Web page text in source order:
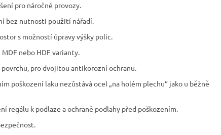
pro náročné provozy.
bez nutnosti použití nářadí.
s možností úpravy výšky polic.
nebo HDF varianty.
pro dvojitou antikorozní ochranu.
poškození laku nezůstává ocel „na holém plechu“ jako u běžně
regálu k podlaze a ochraně podlahy před poškozením.